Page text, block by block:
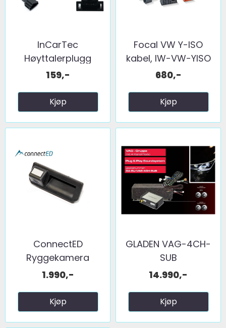
InCarTec
Høyttalerplugg
adaptere ...
159,-
Kjøp
Focal VW Y-ISO
kabel, IW-VW-YISO
680,-
Kjøp
ConnectED
Ryggekamera
(håndtak) (CVBS) ...
1.990,-
Kjøp
GLADEN VAG-4CH-
SUB
14.990,-
Kjøp